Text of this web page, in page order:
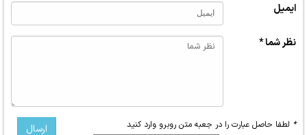
ایمیل
نظر شما *
* لطفا حاصل عبارت را در جعبه متن روبرو وارد کنید